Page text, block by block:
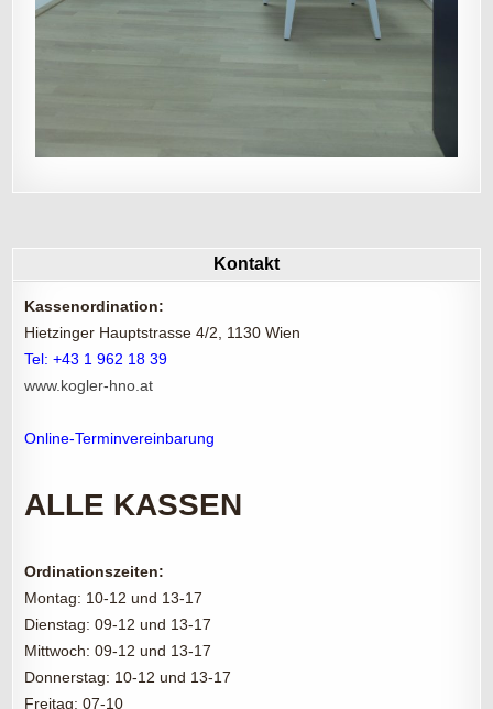
Kontakt
Kassenordination:
Hietzinger Hauptstrasse 4/2, 1130 Wien
Tel: +43 1 962 18 39
www.kogler-hno.at
Online-Terminvereinbarung
ALLE KASSEN
Ordinationszeiten:
Montag: 10-12 und 13-17
Dienstag: 09-12 und 13-17
Mittwoch: 09-12 und 13-17
Donnerstag: 10-12 und 13-17
Freitag: 07-10